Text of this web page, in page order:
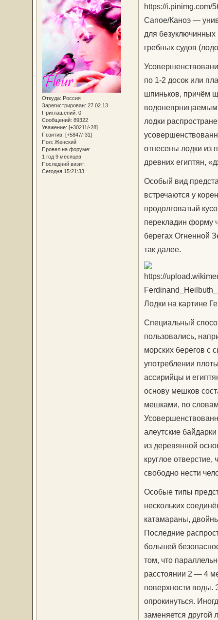
Откуда: Россия
Зарегистрирован: 27.02.13
Приглашений: 0
Сообщений: 89322
Уважение: [+30211/-28]
Позитив: [+5847/-31]
Пол: Женский
Провел на форуме:
1 год 9 месяцев
Последний визит:
Сегодня 15:21:33
Canoe/Каноэ —
для
гребных судов
по 1-2 досок или
шпиньков, причём
лодки
отнесены лодки из
древних египтян,
Особый вид
встречаются у
продолговатый
перекладин форму
берегах Огненной
так далее.
Лодки на картине
Специальный
пользовались,
морских берегов с
употреблении
ассирийцы и
основу мешков
мешками, по
алеутские
из деревянной
круглое отверстие,
свободно нести
Особые типы
нескольких
катамараны,
Последние
большей
том, что
расстоянии 2 — 4
поверхности воды.
опрокинуться.
заменяется другой